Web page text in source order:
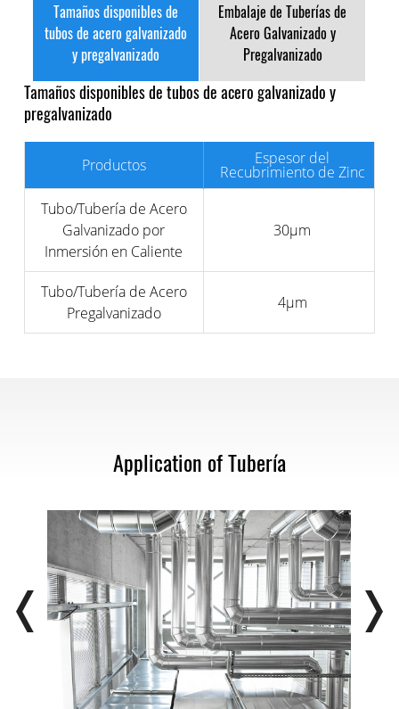
Tamaños disponibles de
tubos de acero galvanizado
y pregalvanizado
Embalaje de Tuberías de
Acero Galvanizado y
Pregalvanizado
Tamaños disponibles de tubos de acero galvanizado y
pregalvanizado
Productos Espesor del
Recubrimiento de Zinc
Tubo/Tubería de Acero
Galvanizado por
Inmersión en Caliente
30μm
Tubo/Tubería de Acero
Pregalvanizado
4μm
Application of Tubería